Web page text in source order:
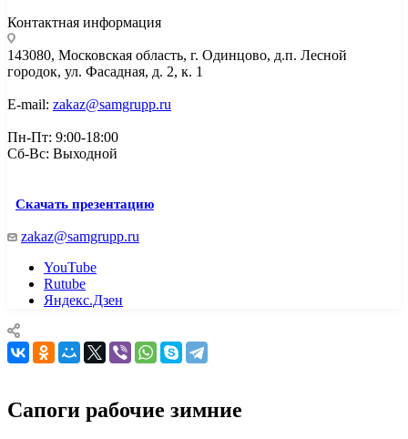
Контактная информация
143080, Mосковская область, г. Одинцово, д.п. Лесной
городок, ул. Фасадная, д. 2, к. 1
E-mail: zakaz@samgrupp.ru
Пн-Пт: 9:00-18:00
Сб-Вс: Выходной
Скачать презентацию
zakaz@samgrupp.ru
YouTube
Rutube
Яндекс.Дзен
Сапоги рабочие зимние